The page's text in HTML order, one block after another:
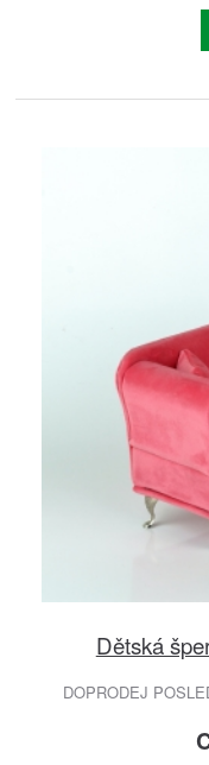
Dětská
DOPRODEJ